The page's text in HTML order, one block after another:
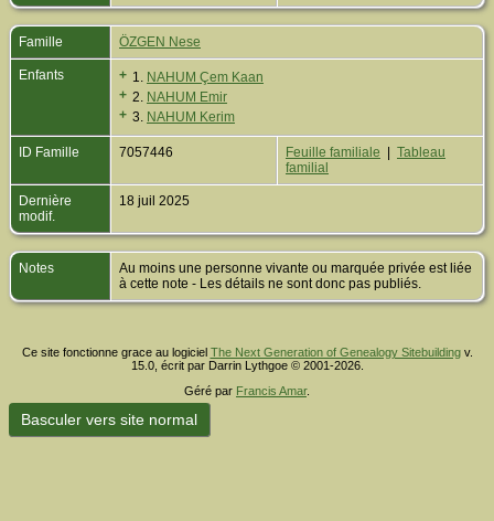
Famille ÖZGEN Nese
Enfants + 1. NAHUM Çem Kaan
+ 2. NAHUM Emir
+ 3. NAHUM Kerim
ID Famille 7057446 Feuille familiale
Tableau
familial
Dernière
modif.
18 juil 2025
Notes
Au moins une personne vivante ou marquée privée est liée
à cette note - Les détails ne sont donc pas publiés.
Ce site fonctionne grace au logiciel The Next Generation of Genealogy Sitebuildingv.
15.0, écrit par Darrin Lythgoe © 2001-2026.
Géré par Francis Amar.
Basculer vers site normal